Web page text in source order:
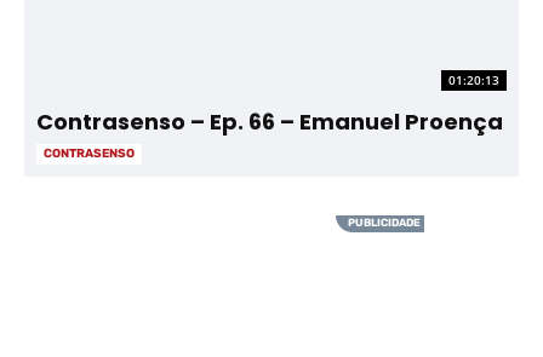
01:20:13
Contrasenso – Ep. 66 – Emanuel Proença
CONTRASENSO